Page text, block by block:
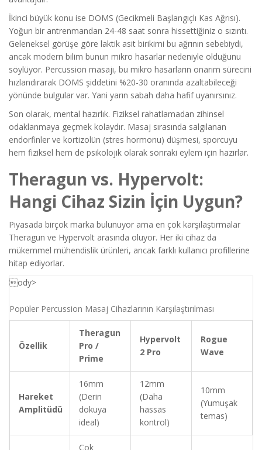
İkinci büyük konu ise DOMS (Gecikmeli Başlangıçlı Kas Ağrısı).
Yoğun bir antrenmandan 24-48 saat sonra hissettiğiniz o sızıntı.
Geleneksel görüşe göre laktik asit birikimi bu ağrının sebebiydi,
ancak modern bilim bunun mikro hasarlar nedeniyle olduğunu
söylüyor. Percussion masajı, bu mikro hasarların onarım sürecini
hızlandırarak DOMS şiddetini %20-30 oranında azaltabileceği
yönünde bulgular var. Yani yarın sabah daha hafif uyanırsınız.
Son olarak, mental hazırlık. Fiziksel rahatlamadan zihinsel
odaklanmaya geçmek kolaydır. Masaj sırasında salgılanan
endorfinler ve kortizolün (stres hormonu) düşmesi, sporcuyu
hem fiziksel hem de psikolojik olarak sonraki eylem için hazırlar.
Theragun vs. Hypervolt:
Hangi Cihaz Sizin İçin Uygun?
Piyasada birçok marka bulunuyor ama en çok karşılaştırmalar
Theragun ve Hypervolt arasında oluyor. Her iki cihaz da
mükemmel mühendislik ürünleri, ancak farklı kullanıcı profillerine
hitap ediyorlar.
ody>
Popüler Percussion Masaj Cihazlarının Karşılaştırılması
Özellik
Theragun
Pro /
Prime
Hypervolt
2 Pro
Rogue
Wave
Hareket
Amplitüdü
16mm
(Derin
dokuya
ideal)
12mm
(Daha
hassas
kontrol)
10mm
(Yumuşak
temas)
Çok